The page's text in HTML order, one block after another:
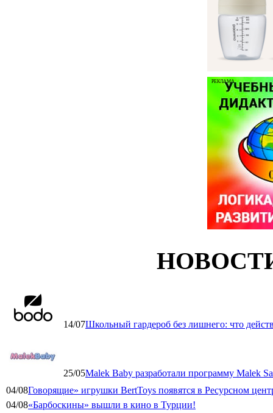
РЕКЛАМА
14/07Школьный гардероб без лишнего: что
25/05Malek Baby разработали программу Malek
04/08Говорящие» игрушки BertToys появятся в Ресурсном
04/08«Барбоскины» вышли в кино в Турции!